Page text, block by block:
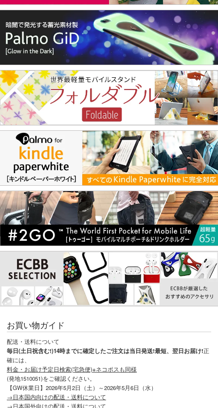
お買い物ガイド
配送・送料について
毎日(土日祝含む!)14時までに確定したご注文は当日発送!最短、翌日お届け!正
確には、
料金・お届け予定日検索(宅急便)※ネコポスも同様
(発地1510051)をご確認ください。
【GW休業日】2026年5月2日（土）～2026年5月6日（水）
→日本国内向けの配送・送料について
→日本国外向けの配送・送料について